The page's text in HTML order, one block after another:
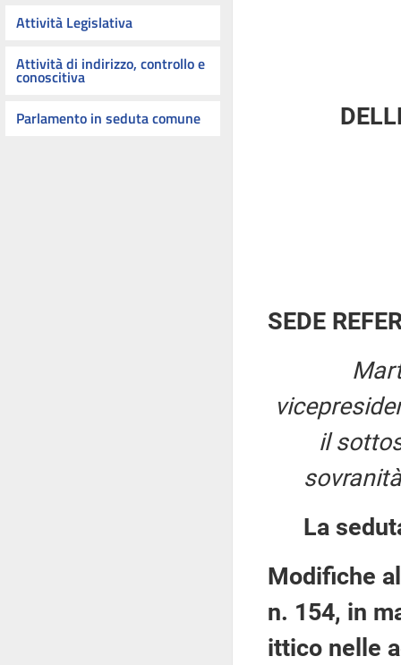
Attività Legislativa
Attività di indirizzo, controllo e
conoscitiva
Parlamento in seduta comune
SEDE
il
La
Modifiche
n. 154, in
ittico nelle